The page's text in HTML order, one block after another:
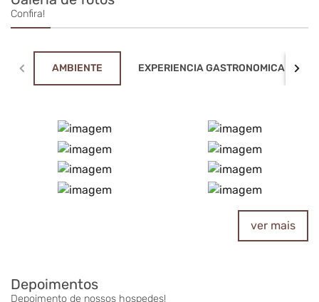
Confira!
AMBIENTE EXPERIENCIA GASTRONOMICA
ver mais
Depoimentos
Depoimento de nossos hospedes!